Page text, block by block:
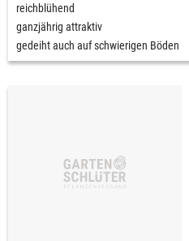
reichblühend
ganzjährig attraktiv
gedeiht auch auf schwierigen Böden